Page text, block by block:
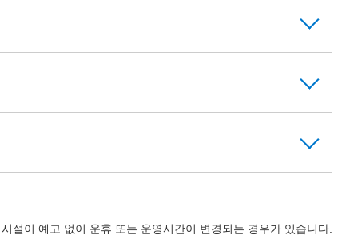
설이 예고 없이 운휴 또는 운영시간이 변경되는 경우가 있습니다.